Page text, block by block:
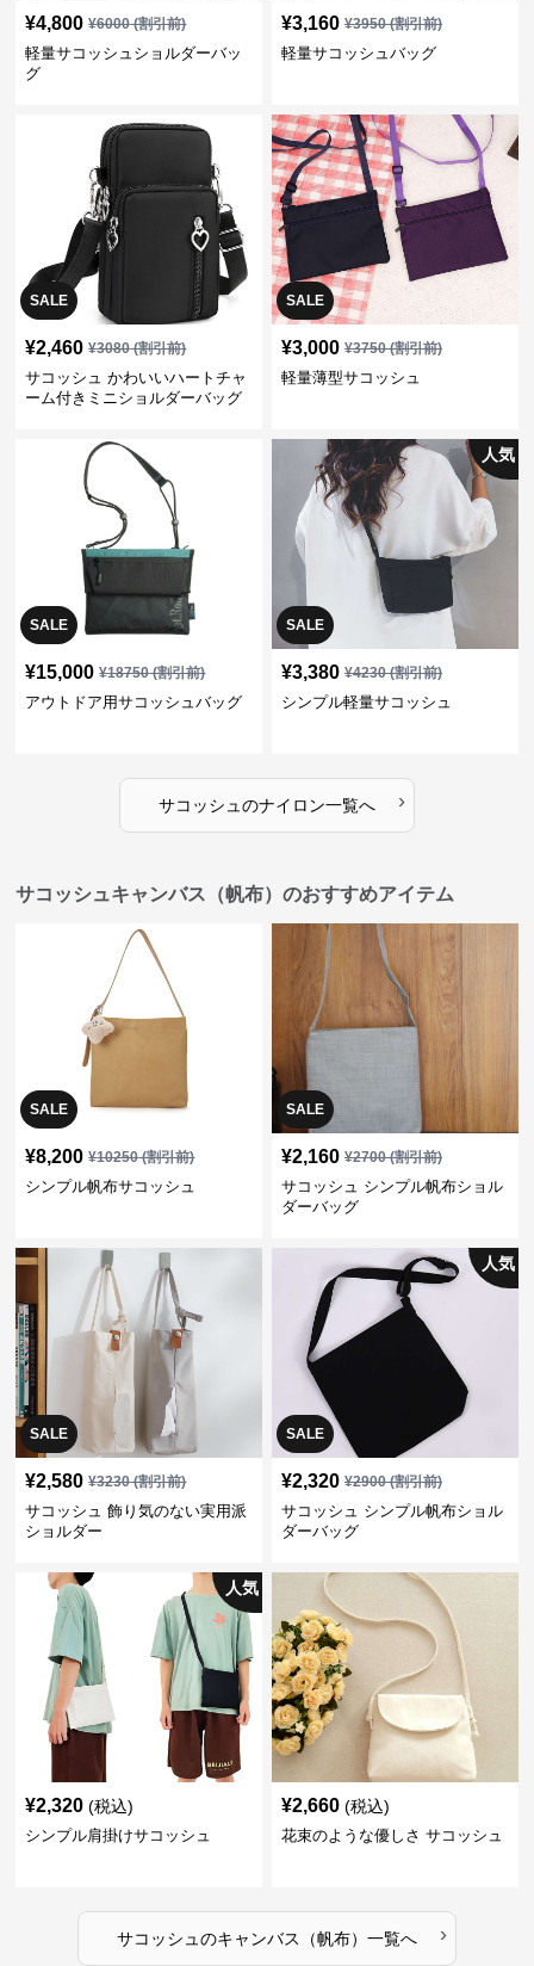
¥4,800 ¥6000(割引前)
軽量サコッシュショルダーバッ
グ
¥3,160 ¥3950(割引前)
軽量サコッシュバッグ
SALE
¥2,460 ¥3080(割引前)
サコッシュ かわいいハートチャ
ーム付きミニショルダーバッグ
SALE
¥3,000 ¥3750(割引前)
軽量薄型サコッシュ
SALE
¥15,000 ¥18750(割引前)
アウトドア用サコッシュバッグ
SALE
人気
¥3,380 ¥4230(割引前)
シンプル軽量サコッシュ
サコッシュ のナイロン一覧へ ›
サコッシュキャンバス（帆布）のおすすめアイテム
SALE
¥8,200 ¥10250(割引前)
シンプル帆布サコッシュ
SALE
¥2,160 ¥2700(割引前)
サコッシュ シンプル帆布ショル
ダーバッグ
SALE
¥2,580 ¥3230(割引前)
サコッシュ 飾り気のない実用派
ショルダー
SALE
人気
¥2,320 ¥2900(割引前)
サコッシュ シンプル帆布ショル
ダーバッグ
人気
¥2,320 (税込)
シンプル肩掛けサコッシュ
¥2,660 (税込)
花束のような優しさ サコッシュ
サコッシュ のキャンバス（帆布） 一覧へ ›